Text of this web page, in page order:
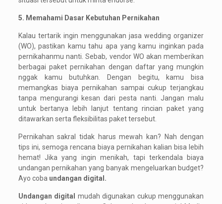
5. Memahami Dasar Kebutuhan Pernikahan
Kalau tertarik ingin menggunakan jasa wedding organizer
(WO), pastikan kamu tahu apa yang kamu inginkan pada
pernikahanmu nanti. Sebab, vendor WO akan memberikan
berbagai paket pernikahan dengan daftar yang mungkin
nggak kamu butuhkan. Dengan begitu, kamu bisa
memangkas biaya pernikahan sampai cukup terjangkau
tanpa mengurangi kesan dari pesta nanti. Jangan malu
untuk bertanya lebih lanjut tentang rincian paket yang
ditawarkan serta fleksibilitas paket tersebut.
Pernikahan sakral tidak harus mewah kan? Nah dengan
tips ini, semoga rencana biaya pernikahan kalian bisa lebih
hemat! Jika yang ingin menikah, tapi terkendala biaya
undangan pernikahan yang banyak mengeluarkan budget?
Ayo coba undangan digital.
Undangan digital mudah digunakan cukup menggunakan